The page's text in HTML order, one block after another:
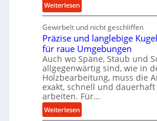
c
b
e
i
m
D
r
ü
c
Weiterlesen:
K
u
g
e
l
g
e
w
i
n
Gewirbelt und nicht geschliffen
Präzise und langlebige
für raue Umgebungen
Auch wo Späne, Staub und
allgegenwärtig sind, wie in
Holzbearbeitung, muss die
exakt, schnell und
arbeiten. Für…
Weiterlesen: